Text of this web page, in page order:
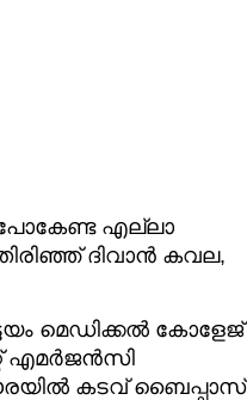
പോകേണ്ട എല്ലാ
ദിവാൻ കവല,
മെഡിക്കൽ കോളേജ്
എമർജൻസി
കടവ് ബൈപ്പാസ്